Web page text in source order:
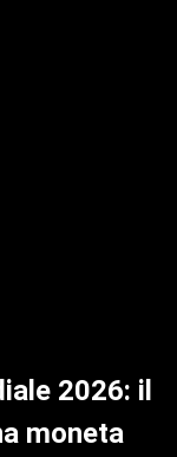
2026: il
moneta